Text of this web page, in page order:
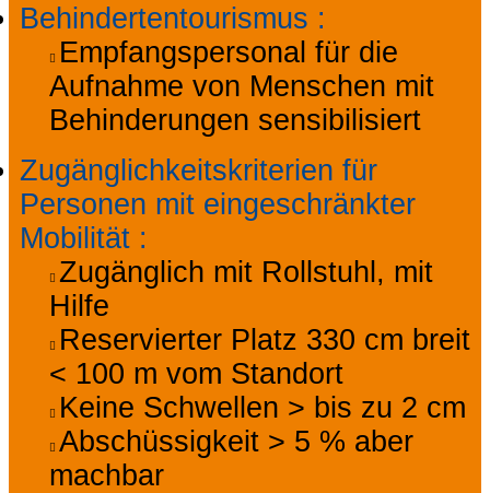
Behindertentourismus :
Empfangspersonal für die
Aufnahme von Menschen mit
Behinderungen sensibilisiert
Zugänglichkeitskriterien für
Personen mit eingeschränkter
Mobilität :
Zugänglich mit Rollstuhl, mit
Hilfe
Reservierter Platz 330 cm breit
< 100 m vom Standort
Keine Schwellen > bis zu 2 cm
Abschüssigkeit > 5 % aber
machbar